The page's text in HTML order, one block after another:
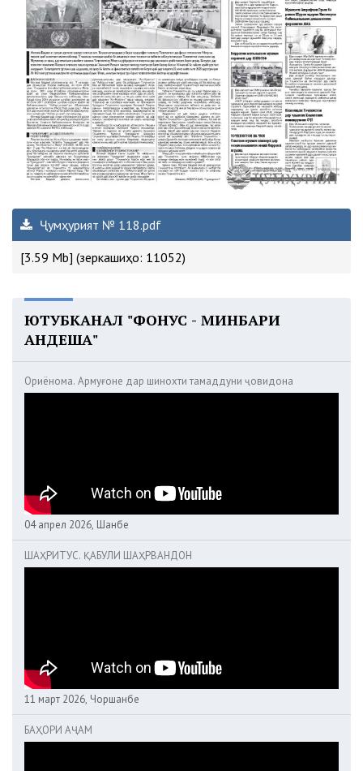
Ҷумҳурият № 118.pdf
[3.59 Mb] (зеркашиҳо: 11052)
ЮТУБКАНАЛ "ФОНУС - МИНБАРИ
АНДЕША"
Ориёнома. Армуғоне дар шинохти тамаддуни ҷовидона
04 апрел 2026, Шанбе
ШАҲРИТУС. ҚАБУЛИ ШАҲРВАНДОН
11 март 2026, Чоршанбе
БАҲОРИ АҶАМ